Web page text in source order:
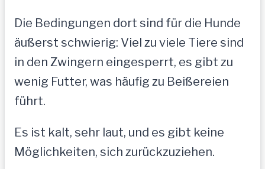
Die Bedingungen dort sind für die Hunde
äußerst schwierig: Viel zu viele Tiere sind
in den Zwingern eingesperrt, es gibt zu
wenig Futter, was häufig zu Beißereien
führt.
Es ist kalt, sehr laut, und es gibt keine
Möglichkeiten, sich zurückzuziehen.